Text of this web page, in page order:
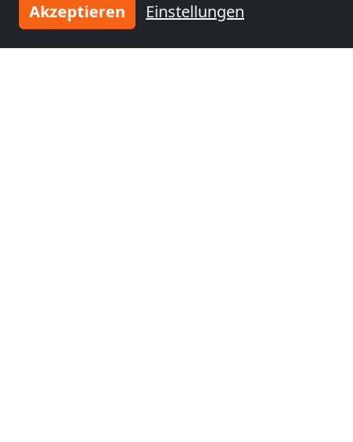
Akzeptieren Einstellungen